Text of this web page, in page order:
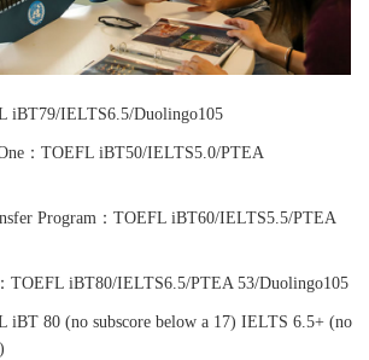
iBT79/IELTS6.5/Duolingo105
：TOEFL iBT50/IELTS5.0/PTEA
Program：TOEFL iBT60/IELTS5.5/PTEA
TOEFL iBT80/IELTS6.5/PTEA 53/Duolingo105
iBT 80 (no subscore below a 17) IELTS 6.5+ (no